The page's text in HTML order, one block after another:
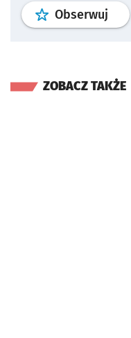
Obserwuj profil
ZOBACZ TAKŻE